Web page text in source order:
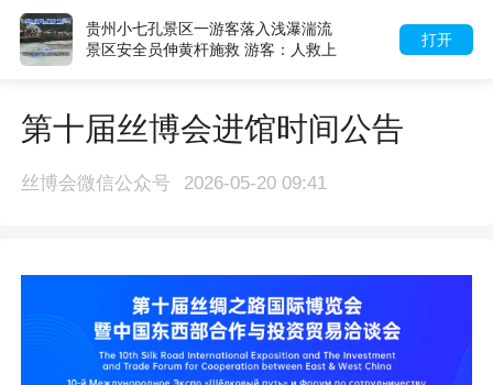
打开
贵州小七孔景区一游客落入浅瀑湍流
景区安全员伸黄杆施救 游客：人救上
第十届丝博会进馆时间公告
丝博会微信公众号 2026-05-20 09:41